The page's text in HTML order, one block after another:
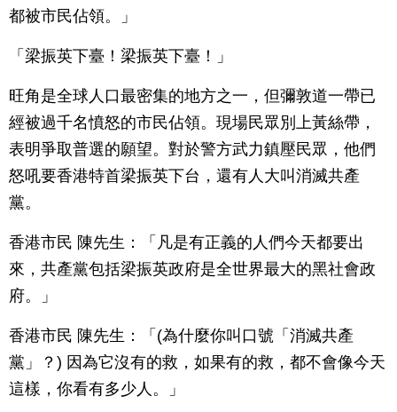
都被市民佔領。」
「梁振英下臺！梁振英下臺！」
旺角是全球人口最密集的地方之一，但彌敦道一帶已
經被過千名憤怒的市民佔領。現場民眾別上黃絲帶，
表明爭取普選的願望。對於警方武力鎮壓民眾，他們
怒吼要香港特首梁振英下台，還有人大叫消滅共產
黨。
香港市民 陳先生：「凡是有正義的人們今天都要出
來，共產黨包括梁振英政府是全世界最大的黑社會政
府。」
香港市民 陳先生：「(為什麼你叫口號「消滅共產
黨」？) 因為它沒有的救，如果有的救，都不會像今天
這樣，你看有多少人。」